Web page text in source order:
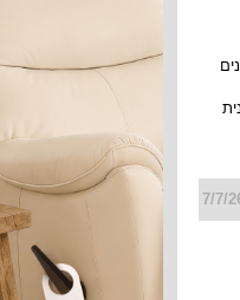
7/7/